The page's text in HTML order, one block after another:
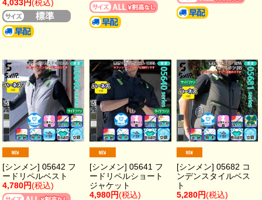
4,033円(税込)
[シンメン] 05642 フ
ードリペルベスト
4,780円(税込)
[シンメン] 05641 フ
ードリペルショート
ジャケット
4,980円(税込)
[シンメン] 05682 コ
ンデンスタイルベス
ト
5,280円(税込)